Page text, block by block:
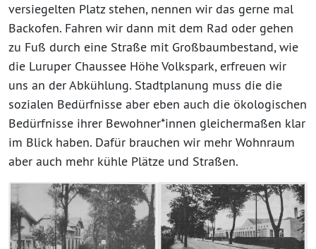
versiegelten Platz stehen, nennen wir das gerne mal
Backofen. Fahren wir dann mit dem Rad oder gehen
zu Fuß durch eine Straße mit Großbaumbestand, wie
die Luruper Chaussee Höhe Volkspark, erfreuen wir
uns an der Abkühlung. Stadtplanung muss die die
sozialen Bedürfnisse aber eben auch die ökologischen
Bedürfnisse ihrer Bewohner*innen gleichermaßen klar
im Blick haben. Dafür brauchen wir mehr Wohnraum
aber auch mehr kühle Plätze und Straßen.